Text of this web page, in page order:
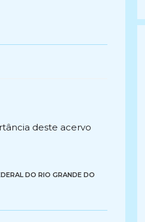
deste acervo
DO RIO GRANDE DO